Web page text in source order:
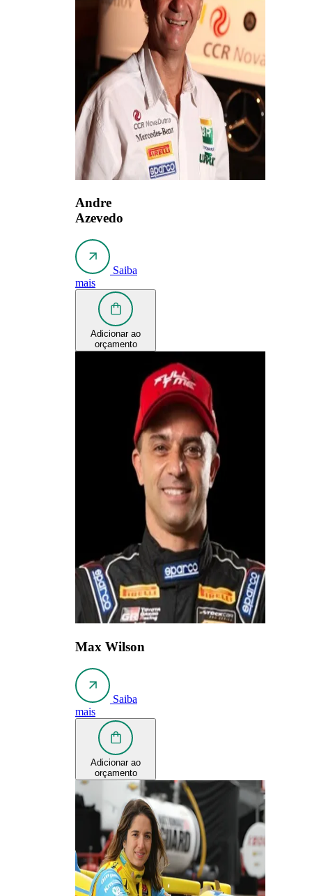
Andre
Azevedo
Saiba
mais
Adicionar ao
orçamento
Max Wilson
Saiba
mais
Adicionar ao
orçamento